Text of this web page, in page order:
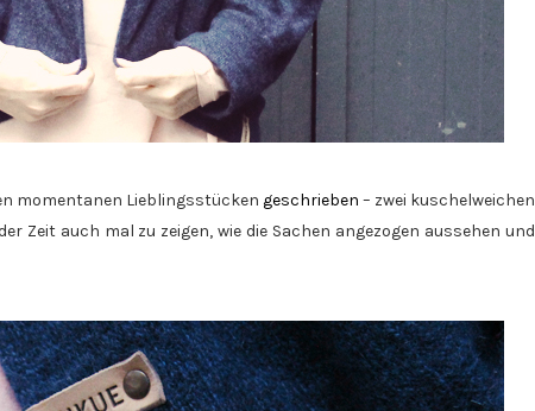
momentanen Lieblingsstücken geschrieben – zwei kuschelweichen
Zeit auch mal zu zeigen, wie die Sachen angezogen aussehen und